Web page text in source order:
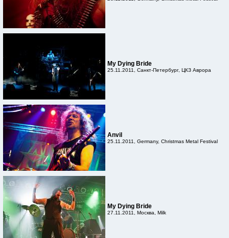
My Dying Bride
25.11.2011, Санкт-Петербург, ЦКЗ Аврора
Anvil
25.11.2011, Germany, Christmas Metal Festival
My Dying Bride
27.11.2011, Москва, Milk